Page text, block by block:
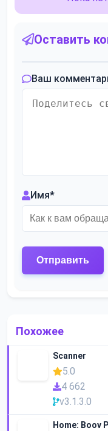
Оставить
Ваш
Имя*
Похожее
Scanner
5.0
4 662
v3.1.3.0
Home: Boov